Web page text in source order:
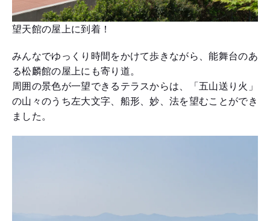
望天館の屋上に到着！
みんなでゆっくり時間をかけて歩きながら、能舞台のあ
る松麟館の屋上にも寄り道。
周囲の景色が一望できるテラスからは、「五山送り火」
の山々のうち左大文字、船形、妙、法を望むことができ
ました。